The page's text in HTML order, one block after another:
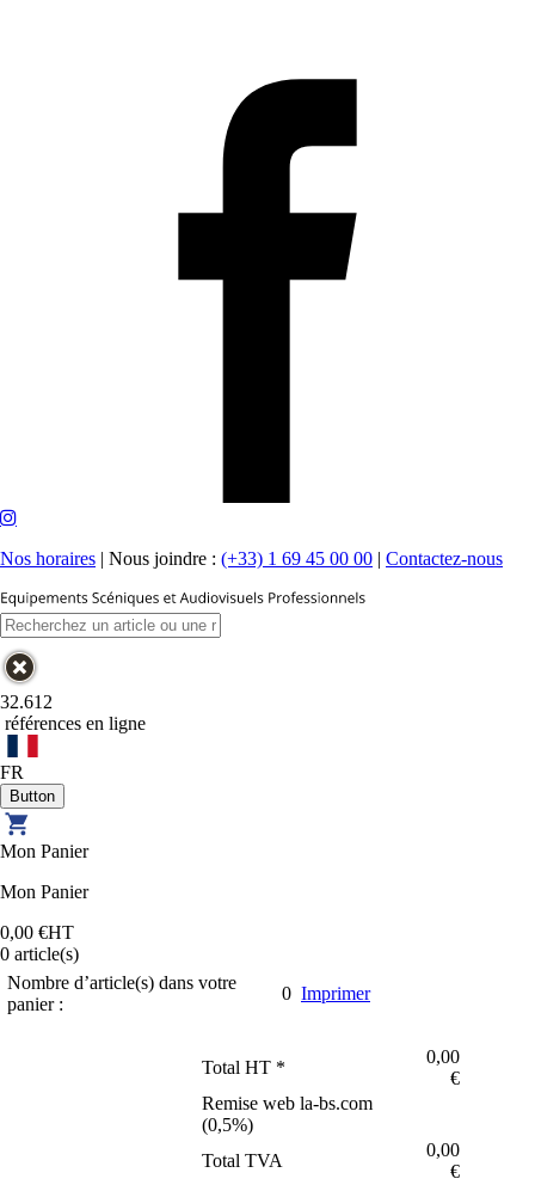
Nos horaires | Nous joindre : (+33) 1 69 45 00 00 | Contactez-nous
32.612
références en ligne
FR
Mon Panier
Mon Panier
0,00 €HT
0 article(s)
Nombre d’article(s) dans votre
panier :
0 Imprimer
Total HT *
0,00
€
Remise web la-bs.com
(0,5%)
Total TVA
0,00
€